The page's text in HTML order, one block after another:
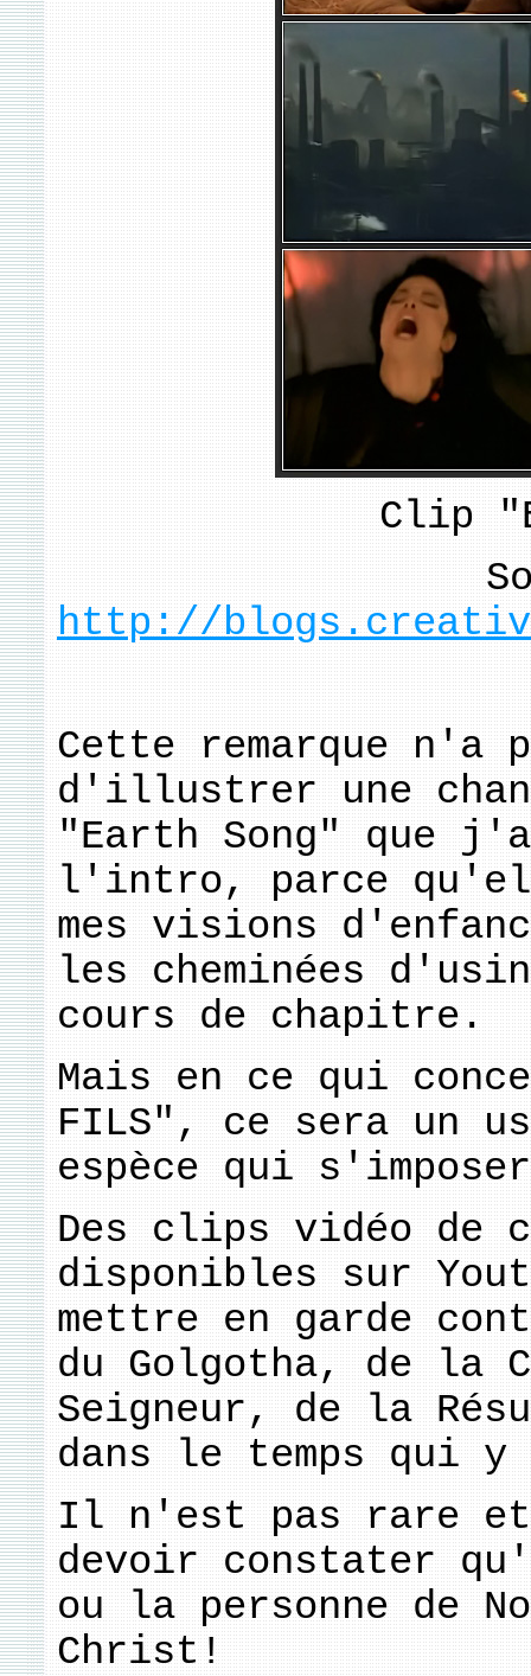
Clip
http://
Cette remarque n'a
d'illustrer une
"Earth Song" que
l'intro, parce
mes visions
les cheminées
cours de chapitre.
Mais en ce qui
FILS", ce sera un
espèce qui
Des clips vidéo de
disponibles sur
mettre en garde
du Golgotha, de la
Seigneur, de la
dans le temps qui
Il n'est pas rare et
devoir constater
ou la personne de
Christ!